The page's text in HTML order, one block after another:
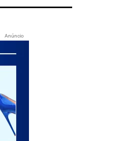
Anúncio